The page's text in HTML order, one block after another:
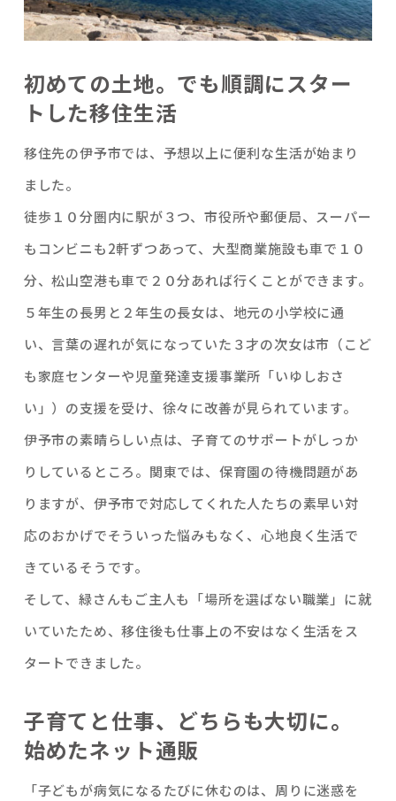
初めての土地。でも順調にスター
トした移住生活
移住先の伊予市では、予想以上に便利な生活が始まり
ました。
徒歩１０分圏内に駅が３つ、市役所や郵便局、スーパー
もコンビニも2軒ずつあって、大型商業施設も車で１０
分、松山空港も車で２０分あれば行くことができます。
５年生の長男と２年生の長女は、地元の小学校に通
い、言葉の遅れが気になっていた３才の次女は市（こど
も家庭センターや児童発達支援事業所「いゆしおさ
い」）の支援を受け、徐々に改善が見られています。
伊予市の素晴らしい点は、子育てのサポートがしっか
りしているところ。関東では、保育園の待機問題があ
りますが、伊予市で対応してくれた人たちの素早い対
応のおかげでそういった悩みもなく、心地良く生活で
きているそうです。
そして、緑さんもご主人も「場所を選ばない職業」に就
いていたため、移住後も仕事上の不安はなく生活をス
タートできました。
子育てと仕事、どちらも大切に。
始めたネット通販
「子どもが病気になるたびに休むのは、周りに迷惑を